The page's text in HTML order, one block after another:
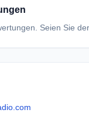
Seien Sie